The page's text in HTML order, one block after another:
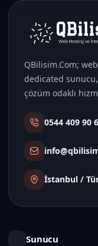
QBilisim.Com;
dedicated sunucu,
çözüm odaklı
0544 409 90
İstanbul /
Sunucu